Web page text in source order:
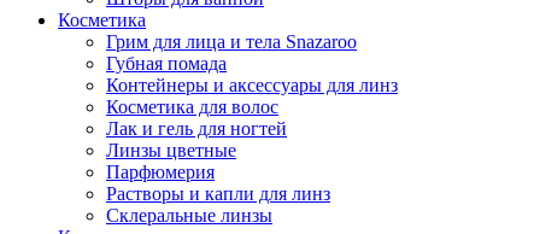
Косметика
Грим для лица и тела Snazaroo
Губная помада
Контейнеры и аксессуары для линз
Косметика для волос
Лак и гель для ногтей
Линзы цветные
Парфюмерия
Растворы и капли для линз
Склеральные линзы